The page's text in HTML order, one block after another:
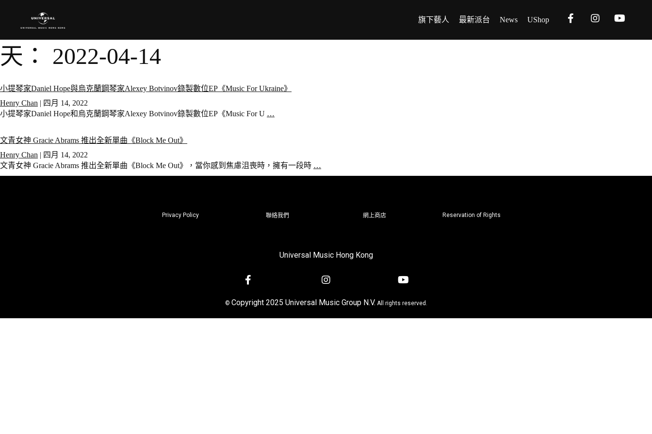
旗下藝人 最新派台 News UShop
天： 2022-04-14
小提琴家Daniel Hope與烏克蘭鋼琴家Alexey Botvinov錄製數位EP《Music For Ukraine》
Henry Chan | 四月 14, 2022
小提琴家Daniel Hope和烏克蘭鋼琴家Alexey Botvinov錄製數位EP《Music For U …
文青女神 Gracie Abrams 推出全新單曲《Block Me Out》
Henry Chan | 四月 14, 2022
文青女神 Gracie Abrams 推出全新單曲《Block Me Out》，當你感到焦慮沮喪時，擁有一段時 …
Privacy Policy 聯絡我們 網上商店 Reservation of Rights
Universal Music Hong Kong
© Copyright 2025 Universal Music Group N.V. All rights reserved.